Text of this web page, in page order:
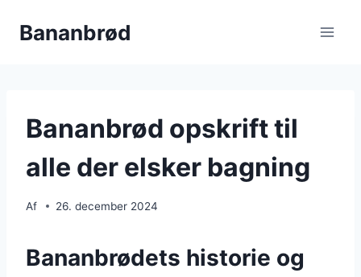
Bananbrød
Bananbrød opskrift til
alle der elsker bagning
Af 26. december 2024
Bananbrødets historie og